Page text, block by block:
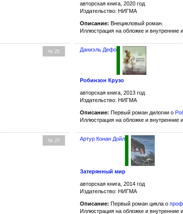
авторская книга, 2020 год
Издательство: НИГМА
Описание: Внецикловый роман.
Иллюстрация на обложке и внутренние
№ 25 Даниэль Дефо
Робинзон Крузо
авторская книга, 2013 год
Издательство: НИГМА
Описание: Первый роман дилогии о
Иллюстрация на обложке и внутренние
№ 27 Артур Конан Дойл
Затерянный мир
авторская книга, 2014 год
Издательство: НИГМА
Описание: Первый роман цикла о
Иллюстрация на обложке и внутренние